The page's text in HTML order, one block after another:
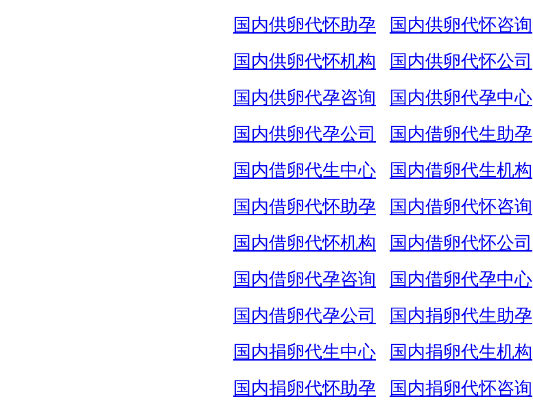
国内供卵代怀助孕
国内供卵代怀咨询
国内供卵代怀机构
国内供卵代怀公司
国内供卵代孕咨询
国内供卵代孕中心
国内供卵代孕公司
国内借卵代生助孕
国内借卵代生中心
国内借卵代生机构
国内借卵代怀助孕
国内借卵代怀咨询
国内借卵代怀机构
国内借卵代怀公司
国内借卵代孕咨询
国内借卵代孕中心
国内借卵代孕公司
国内捐卵代生助孕
国内捐卵代生中心
国内捐卵代生机构
国内捐卵代怀助孕
国内捐卵代怀咨询